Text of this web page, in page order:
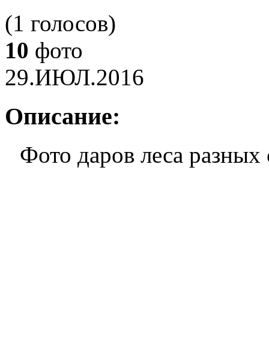
(1 голосов)
10 фото
29.ИЮЛ.2016
Описание:
Фото даров леса разных